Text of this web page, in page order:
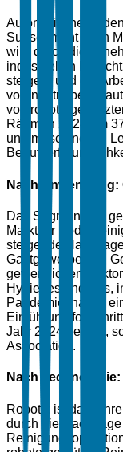
Automatische
Subsegment nach
wird durch die
industriellen
steigern und die
vorangetrieben.
von
Räumen 2024 um
und maschinellen
Nach Anwendung:
Das Segment der
Markt für
steigende
Gastgewerbe und
gewerblichen
Hygienestandards,
Pandemie, hat zu
Einführung
Jahr 2024 geführt,
Association.
Nach Technologie:
Robotik ist das
durch die